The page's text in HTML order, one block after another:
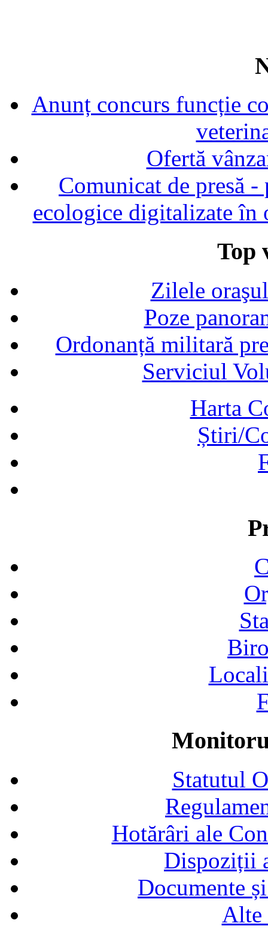
Anunț concurs funcție
Ofertă
Comunicat de presă
ecologice digitalizate în
Top
Zilele
Poze
Ordonanță militară
Serviciul
Harta
Știri/
Statutul
Hotărâri ale
Dispoziții
Documente
Alte